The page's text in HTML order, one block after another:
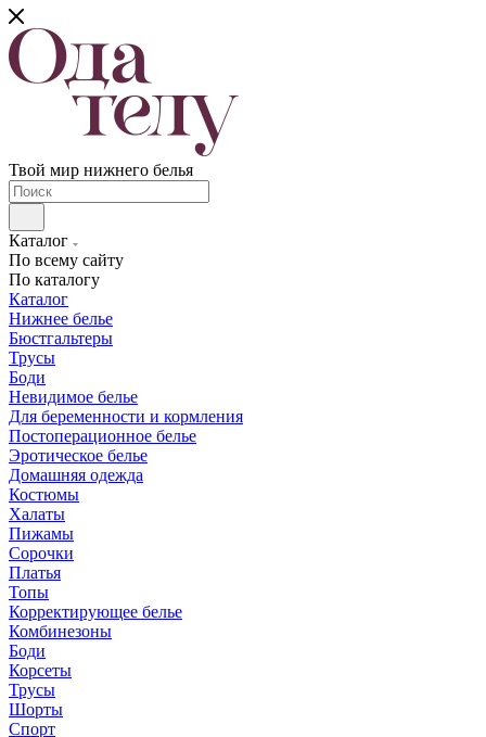
Твой мир нижнего белья
Каталог
По всему сайту
По каталогу
Каталог
Нижнее белье
Бюстгальтеры
Трусы
Боди
Невидимое белье
Для беременности и кормления
Постоперационное белье
Эротическое белье
Домашняя одежда
Костюмы
Халаты
Пижамы
Сорочки
Платья
Топы
Корректирующее белье
Комбинезоны
Боди
Корсеты
Трусы
Шорты
Спорт